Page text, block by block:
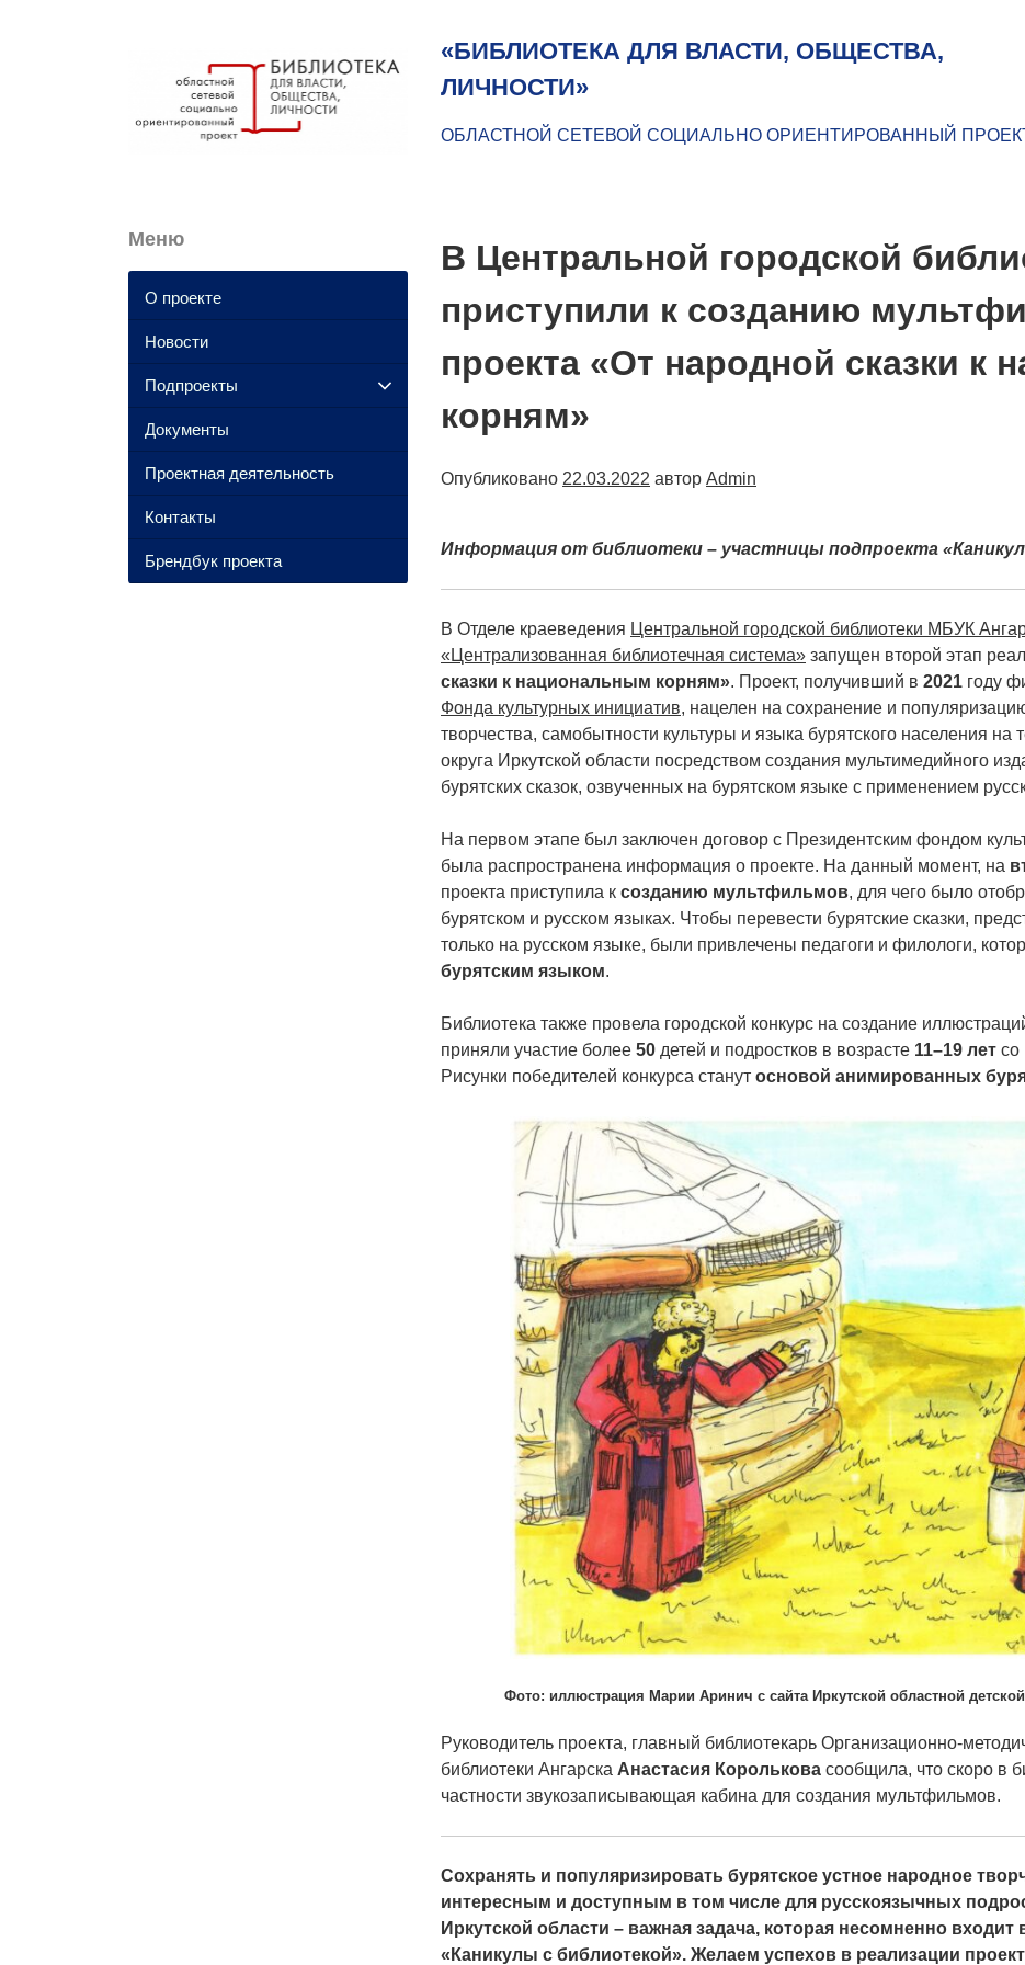
«БИБЛИОТЕКА ДЛЯ ВЛАСТИ, ОБЩЕСТВА,
ЛИЧНОСТИ»
ОБЛАСТНОЙ СЕТЕВОЙ СОЦИАЛЬНО ОРИЕНТИРОВАННЫЙ
В Центральной городской
приступили к созданию
проекта «От народной сказки к
корням»
Опубликовано 22.03.2022 автор Admin
Информация от библиотеки – участницы подпроекта
В Отделе краеведения Центральной городской библиотеки МБУК
«Централизованная библиотечная система» запущен второй этап
сказки к национальным корням». Проект, получивший в 2021 году
Фонда культурных инициатив, нацелен на сохранение и
творчества, самобытности культуры и языка бурятского населения на
округа Иркутской области посредством создания мультимедийного
бурятских сказок, озвученных на бурятском языке с применением
На первом этапе был заключен договор с Президентским фондом
была распространена информация о проекте. На данный момент, на
проекта приступила к созданию мультфильмов, для чего было
бурятском и русском языках. Чтобы перевести бурятские сказки,
только на русском языке, были привлечены педагоги и филологи,
бурятским языком.
Библиотека также провела городской конкурс на создание
приняли участие более 50 детей и подростков в возрасте 11–19 лет со
Рисунки победителей конкурса станут основой анимированных
Фото: иллюстрация Марии Аринич с сайта Иркутской областной
Руководитель проекта, главный библиотекарь Организационно-
библиотеки Ангарска Анастасия Королькова сообщила, что скоро в
частности звукозаписывающая кабина для создания мультфильмов.
Сохранять и популяризировать бурятское устное народное
интересным и доступным в том числе для русскоязычных
Иркутской области – важная задача, которая несомненно
«Каникулы с библиотекой». Желаем успехов в реализации
Меню
О проекте
Новости
Подпроекты
Документы
Проектная деятельность
Контакты
Брендбук проекта